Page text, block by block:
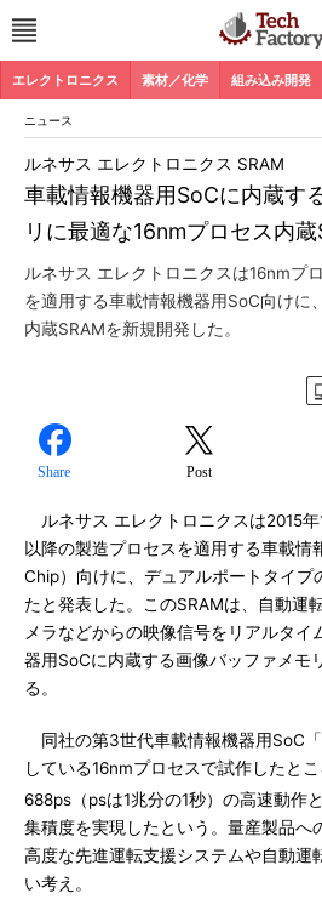
エレクトロニクス 素材／化学 組み込み開発
ニュース
車載情報機器用SoCに内蔵す
リに最適な16nmプロセス内蔵
ルネサス エレクトロニクス SRAM
ルネサス エレクトロニクスは16nmプ
を適用する車載情報機器用SoC向けに
内蔵SRAMを新規開発した。
Share Post
ルネサス エレクトロニクスは2015年
以降の製造プロセスを適用する車載
Chip）向けに、デュアルポートタイプ
たと発表した。このSRAMは、自動運
メラなどからの映像信号をリアルタ
器用SoCに内蔵する画像バッファメモ
る。
同社の第3世代車載情報機器用SoC
している16nmプロセスで試作したと
688ps（psは1兆分の1秒）の高速動作
集積度を実現したという。量産製品へ
高度な先進運転支援システムや自動運
い考え。